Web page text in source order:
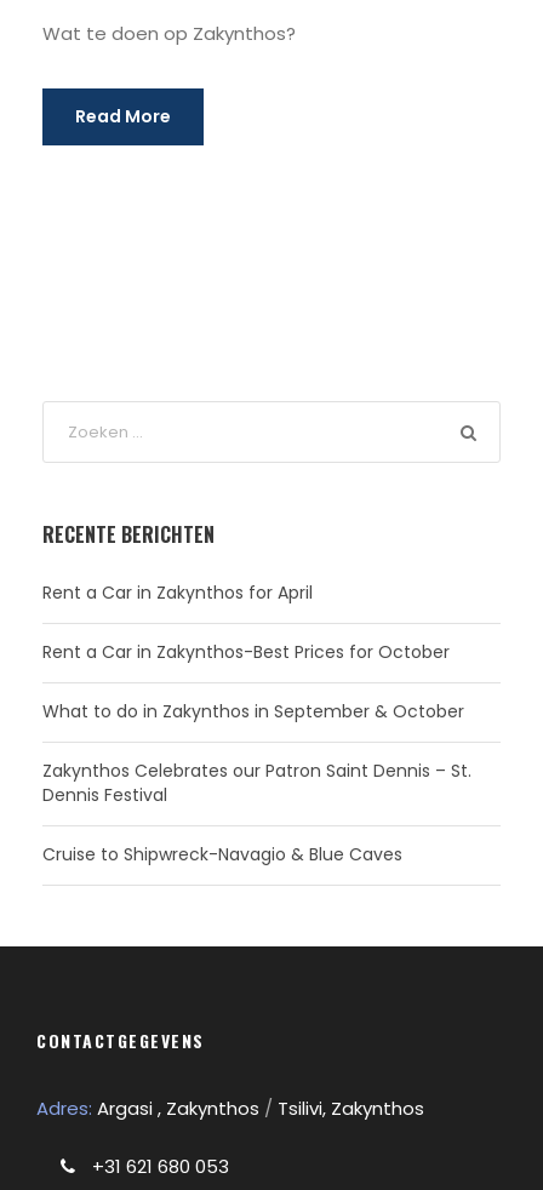
Wat te doen op Zakynthos?
Read More
RECENTE BERICHTEN
Rent a Car in Zakynthos for April
Rent a Car in Zakynthos-Best Prices for October
What to do in Zakynthos in September & October
Zakynthos Celebrates our Patron Saint Dennis – St.
Dennis Festival
Cruise to Shipwreck-Navagio & Blue Caves
CONTACTGEGEVENS
Adres: Argasi , Zakynthos / Tsilivi, Zakynthos
+31 621 680 053